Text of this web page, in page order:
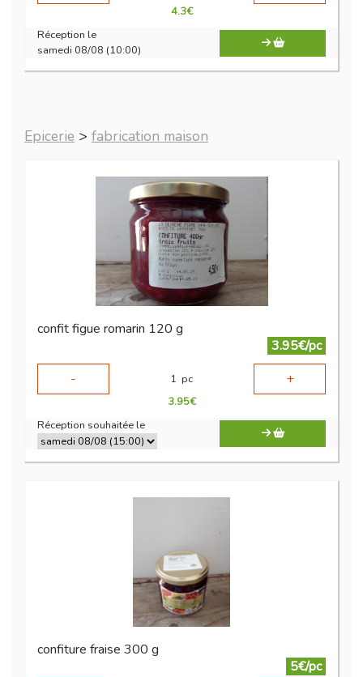
4.3€
Réception le
samedi 08/08 (10:00)
Epicerie > fabrication maison
confit figue romarin 120 g
3.95€/pc
-
1 pc +
3.95€
Réception souhaitée le
confiture fraise 300 g
5€/pc